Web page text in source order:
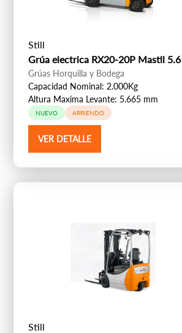
Still
Grúa electrica RX20-20P Mastil 5.6
Grúas Horquilla y Bodega
Capacidad Nominal: 2.000Kg
Altura Maxima Levante: 5.665 mm
NUEVO ARRIENDO
VER DETALLE
Still